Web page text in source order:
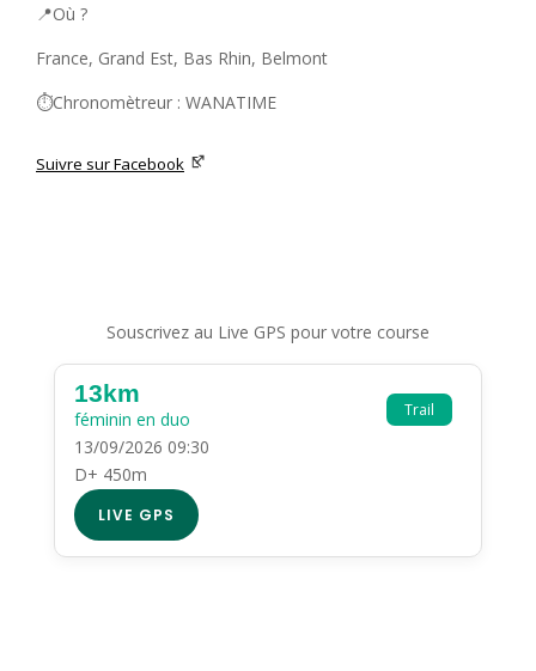
📍Où ?
France, Grand Est, Bas Rhin, Belmont
⏱️Chronomètreur : WANATIME
Suivre sur Facebook
Souscrivez au Live GPS pour votre course
Trail
13km
féminin en duo
13/09/2026 09:30
D+ 450m
LIVE GPS